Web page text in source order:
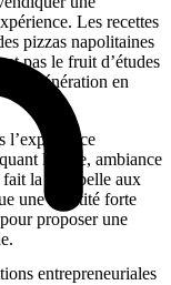
Les recettes
pizzas napolitaines
pas le fruit d’études
de génération en
l’expérience
l’Italie, ambiance
fait la part belle aux
une identité forte
proposer une
entrepreneuriales